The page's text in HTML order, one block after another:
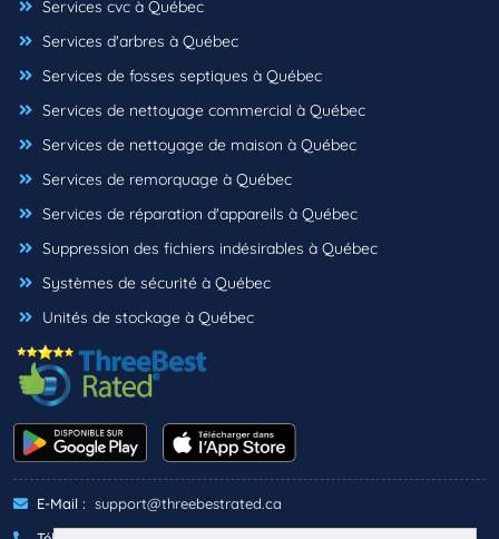
Services cvc à Québec
Services d'arbres à Québec
Services de fosses septiques à Québec
Services de nettoyage commercial à Québec
Services de nettoyage de maison à Québec
Services de remorquage à Québec
Services de réparation d'appareils à Québec
Suppression des fichiers indésirables à Québec
Systèmes de sécurité à Québec
Unités de stockage à Québec
E-Mail : support@threebestrated.ca